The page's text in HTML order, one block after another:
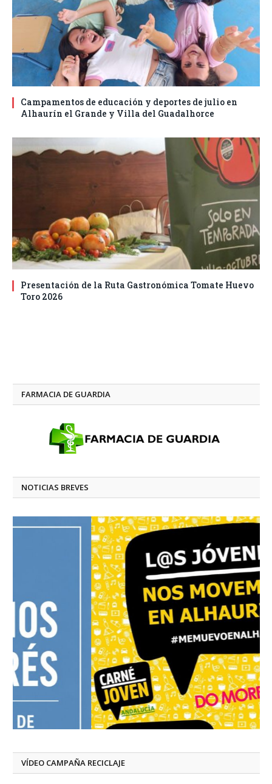
Campamentos de educación y deportes de julio en
Alhaurín el Grande y Villa del Guadalhorce
Presentación de la Ruta Gastronómica Tomate Huevo
Toro 2026
FARMACIA DE GUARDIA
NOTICIAS BREVES
VÍDEO CAMPAÑA RECICLAJE